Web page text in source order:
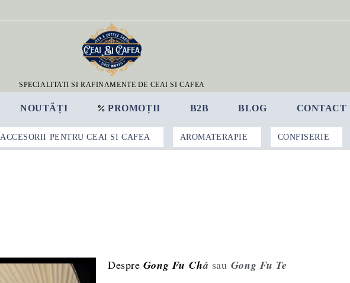
SPECIALITATI SI RAFINAMENTE DE CEAI SI CAFEA
NOUTĂȚI PROMOȚII B2B BLOG CONTACT
ACCESORII PENTRU CEAI SI CAFEA AROMATERAPIE CONFISERIE
Despre Gong Fu Chá sau Gong Fu Te